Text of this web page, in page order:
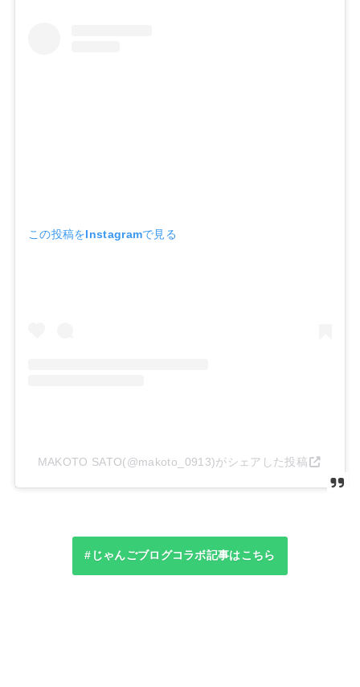
この投稿をInstagramで見る
MAKOTO SATO(@makoto_0913)がシェアした投稿
#じゃんごブログコラボ記事はこちら